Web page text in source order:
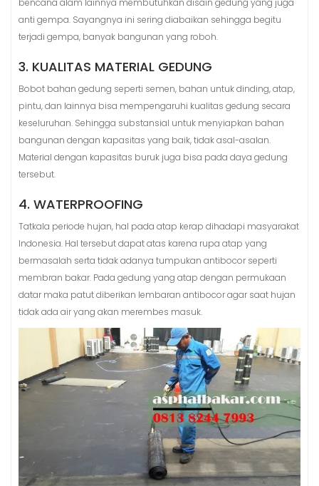
anti gempa. Sayangnya ini sering diabaikan sehingga begitu
terjadi gempa, banyak bangunan yang roboh.
3. KUALITAS MATERIAL GEDUNG
Bobot bahan gedung seperti semen, bahan untuk dinding, atap,
pintu, dan lainnya bisa mempengaruhi kualitas gedung secara
keseluruhan. Sehingga substansial untuk menyiapkan bahan
bangunan dengan kapasitas yang baik, tidak asal-asalan.
Material dengan kapasitas buruk juga bisa pada daya gedung
tersebut.
4. WATERPROOFING
Tatkala periode hujan, hal pada atap kerap dihadapi masyarakat
Indonesia. Hal tersebut dapat atas karena rupa atap yang
bermasalah serta tidak adanya tumpukan antibocor seperti
membran bakar. Pada gedung yang atap dengan permukaan
datar maka patut diberikan lembaran antibocor agar saat hujan
tidak ada air yang akan merembes masuk.